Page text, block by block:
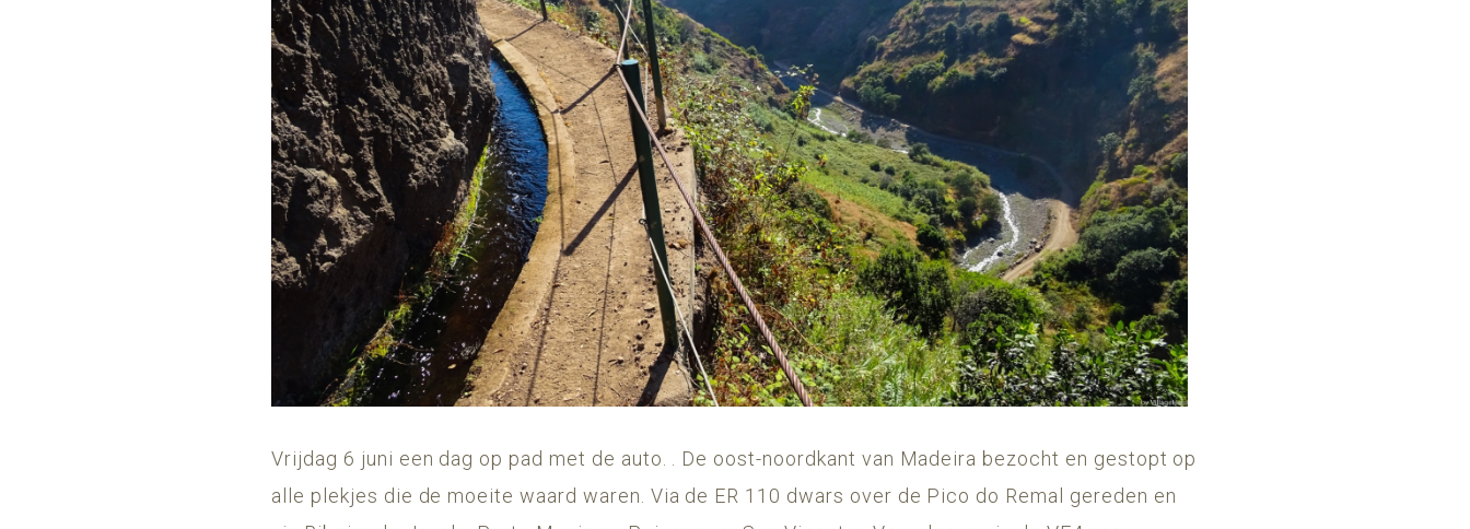
Vrijdag 6 juni een dag op pad met de auto. . De oost-noordkant van Madeira bezocht en gestopt op
alle plekjes die de moeite waard waren. Via de ER 110 dwars over de Pico do Remal gereden en